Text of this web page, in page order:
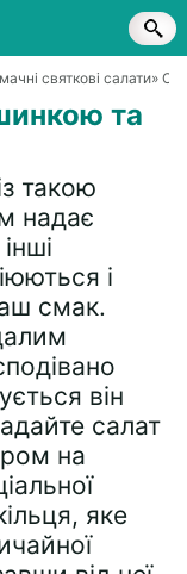
святкові салати»
та
такою
надає
і
смак.
він
салат
на
яке